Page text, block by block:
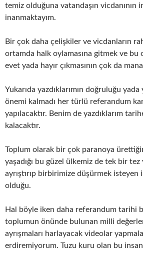
temiz olduğuna vatandaşın vicdanının
inanmaktayım.
Bir çok daha çelişkiler ve vicdanların
ortamda halk oylamasına gitmek ve bu
evet yada hayır çıkmasının çok da
Yukarıda yazdıklarımın doğruluğu yada
önemi kalmadı her türlü referandum
yapılacaktır. Benim de yazdıklarım
kalacaktır.
Toplum olarak bir çok paranoya
yaşadığı bu güzel ülkemiz de tek bir
ayrıştırıp birbirimize düşürmek isteyen
olduğu.
Hal böyle iken daha referandum tarihi
toplumun önünde bulunan milli
ayrışmaları harlayacak videolar
erdiremiyorum. Tuzu kuru olan bu